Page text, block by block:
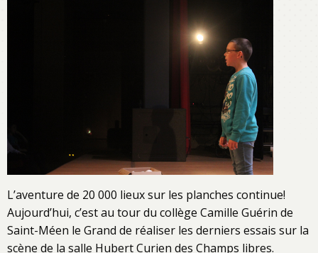
L’aventure de 20 000 lieux sur les planches continue!
Aujourd’hui, c’est au tour du collège Camille Guérin de
Saint-Méen le Grand de réaliser les derniers essais sur la
scène de la salle Hubert Curien des Champs libres.